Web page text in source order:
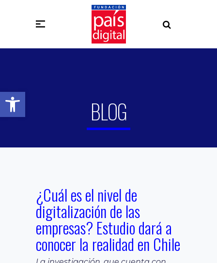
Abrir barra de herramientas
BLOG
¿Cuál es el nivel de
digitalización de las
empresas? Estudio dará a
conocer la realidad en Chile